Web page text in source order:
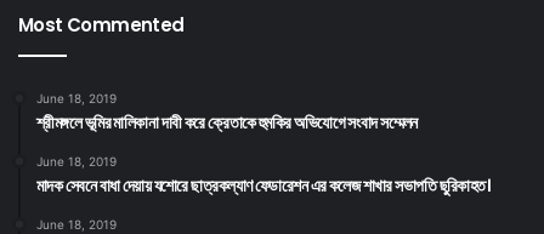
Most Commented
June 18, 2019
শ্রীমঙ্গলে ভূমির মালিকানা দাবী করে ক্রেতাকে হুমকির অভিযোগে সংবাদ সম্মেলন
June 18, 2019
মাদক সেবনে বাধা দেয়ায় যশোরে ছাত্রকল্যাণ ফেডারেশন এর কলেজ শাখার সভাপতি ছুরিকাহত।
June 18, 2019